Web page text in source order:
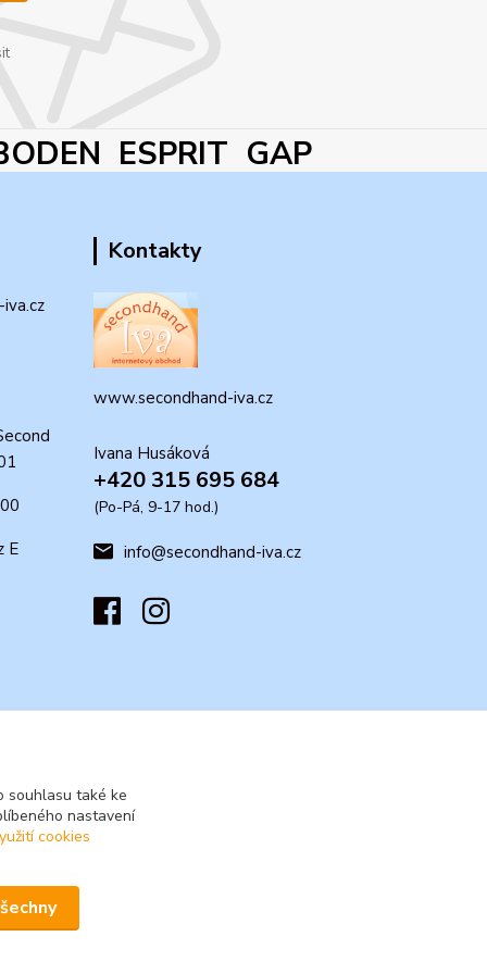
ESPRIT GAP
E
Kontakty
www.secondhand-iva.cz
Ivana Husáková
+420 315 695 684
(Po-Pá, 9-17 hod.)
info@secondhand-iva.cz
souhlasu také ke
nastavení
cookies